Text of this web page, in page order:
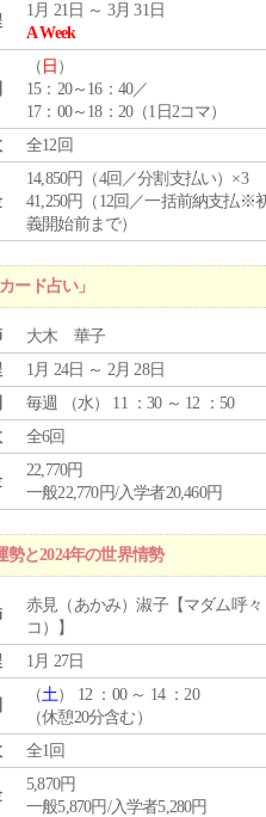
1月 21日 ～ 3月 31日
A Week
（ 日 ）
15：20～16：40／
17：00～18：20（1日2コマ）
全12回
14,850円（4回／分割支払い）×3
41,250円（12回／一括前納支払※
義開始前まで）
ード占い」
大木 華子
1月 24日 ～ 2月 28日
毎週 （水） 11 ：30 ～ 12 ：50
全6回
22,770円
一般22,770円/入学者20,460円
勢と2024年の世界情勢
赤見（あかみ）淑子【マダム呼々
コ）】
1月 27日
（土） 12 ：00 ～ 14 ：20
（休憩20分含む）
全1回
5,870円
一般5,870円/入学者5,280円